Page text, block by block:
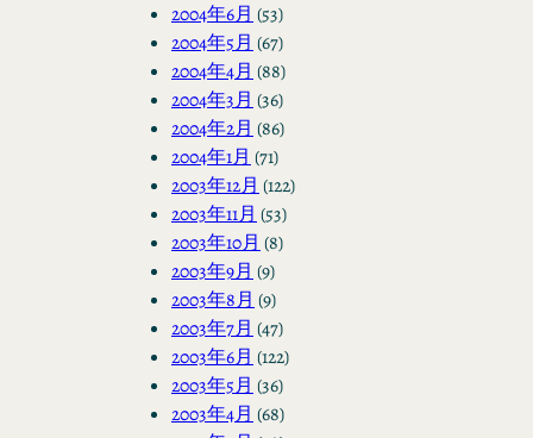
2004年6月 (53)
2004年5月 (67)
2004年4月 (88)
2004年3月 (36)
2004年2月 (86)
2004年1月 (71)
2003年12月 (122)
2003年11月 (53)
2003年10月 (8)
2003年9月 (9)
2003年8月 (9)
2003年7月 (47)
2003年6月 (122)
2003年5月 (36)
2003年4月 (68)